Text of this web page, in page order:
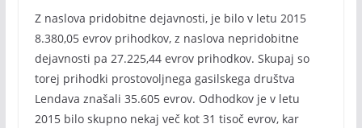
Z naslova pridobitne dejavnosti, je bilo v letu 2015
8.380,05 evrov prihodkov, z naslova nepridobitne
dejavnosti pa 27.225,44 evrov prihodkov. Skupaj so
torej prihodki prostovoljnega gasilskega društva
Lendava znašali 35.605 evrov. Odhodkov je v letu
2015 bilo skupno nekaj več kot 31 tisoč evrov, kar